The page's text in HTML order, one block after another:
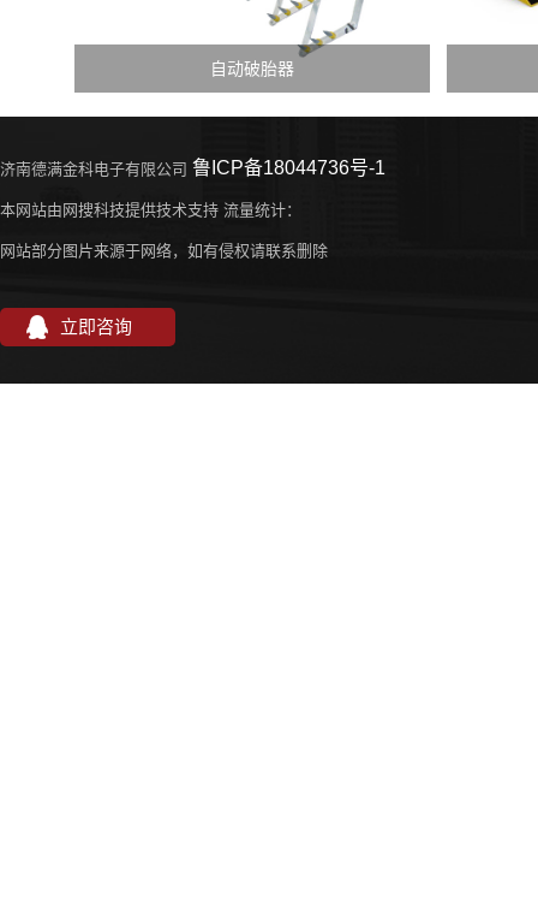
自动破胎器
济南德满金科电子有限公司 鲁ICP备18044736号-1
本网站由网搜科技提供技术支持 流量统计：
网站部分图片来源于网络，如有侵权请联系删除
立即咨询